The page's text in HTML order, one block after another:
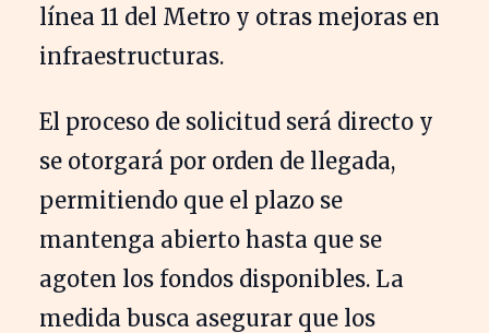
línea 11 del Metro y otras mejoras en
infraestructuras.
El proceso de solicitud será directo y
se otorgará por orden de llegada,
permitiendo que el plazo se
mantenga abierto hasta que se
agoten los fondos disponibles. La
medida busca asegurar que los